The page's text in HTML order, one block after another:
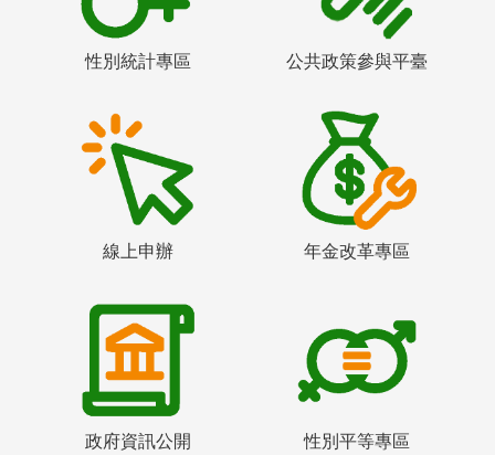
性別統計專區 公共政策參與平臺
線上申辦 年金改革專區
政府資訊公開 性別平等專區